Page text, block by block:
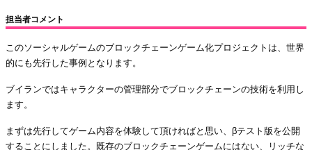
担当者コメント
このソーシャルゲームのブロックチェーンゲーム化プロジェクトは、世界
的にも先行した事例となります。
ブイランではキャラクターの管理部分でブロックチェーンの技術を利用し
ます。
まずは先行してゲーム内容を体験して頂ければと思い、βテスト版を公開
することにしました。既存のブロックチェーンゲームにはない、リッチな